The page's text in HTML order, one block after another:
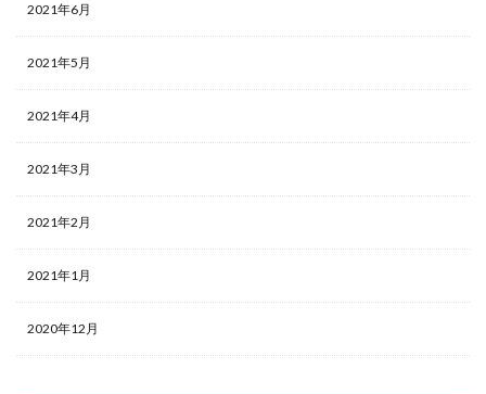
2021年6月
2021年5月
2021年4月
2021年3月
2021年2月
2021年1月
2020年12月